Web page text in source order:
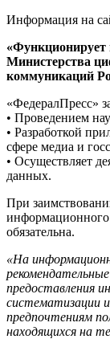
Информация на
«Функционирует
Министерства
коммуникаций
«ФедералПресс»
• Проведением
• Разработкой
сфере медиа и
• Осуществляет
данных.
При
информационного
обязательна.
«На
предоставления
систематизации
предпочтениям
находящихся на